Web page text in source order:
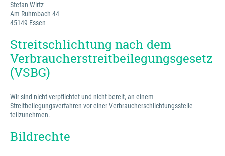
Stefan Wirtz
Am Ruhmbach 44
45149 Essen
Streitschlichtung nach dem
Verbraucherstreitbeilegungsgesetz
(VSBG)
Wir sind nicht verpflichtet und nicht bereit, an einem
Streitbeilegungsverfahren vor einer Verbraucherschlichtungsstelle
teilzunehmen.
Bildrechte